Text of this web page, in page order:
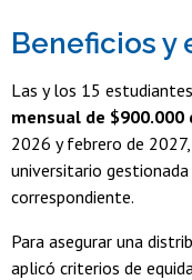
Beneficios
Las y los 15
mensual de
2026 y febrero de
universitario gestionada
correspondiente.
Para asegurar una
aplicó criterios de